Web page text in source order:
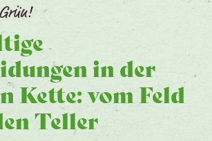
in der
Kette: vom Feld
Teller